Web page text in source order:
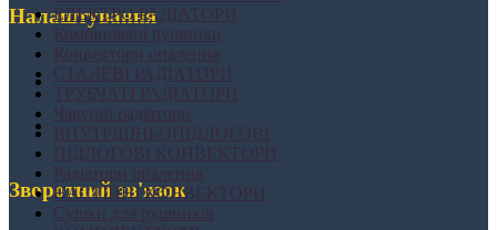
Налаштування
Зворотний зв'язок
ЕЛЕКТРО РАДІАТОРИ
Комбіновані рушники
НАСТІННІ КОНВЕКТОРИ